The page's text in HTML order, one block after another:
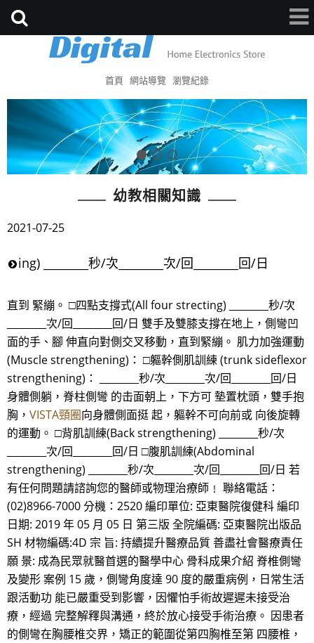
首頁 網站導覽 瀏覽紀錄
幼教相關知識
2021-07-25
ing) ________秒/次________次/回________回/日
直到 緊繃。 □四點支撐式(All four strecting) ________秒/次
________次/回________回/日 雙手及雙膝支撐在地上，側彎凹
面的手、腳 伸直向對側交叉移動，直到緊繃。 肌力加強運動
(Muscle strengthening)： □軀幹側肌訓練 (trunk sideflexor
strengthening)： ________秒/次________次/回________回/日
身體側躺，脊柱側彎 的击面朝上，下方可 墊置枕頭，雙手抱
胸， VISTA頸圈向身體側面挺 起，軀幹不可向前或 向後旋轉
的運動。 □背肌訓練(Back strengthening) ________秒/次
________次/回________回/日 □腹肌訓練(Abdominal
strengthening) ________秒/次________次/回________回/日 若
有任何問題請諮詢您的醫師或物理治療師﹗ 聯絡電話：
(02)8966-7000 分機：2520 編印單位: 亞東醫院復健科 編印
日期: 2019 年 05 月 05 日 第三版 全院編碼: 亞東醫院出版品
SH 材物編碼:4D 宗 旨: 持續提升醫療品質 善盡社會醫療責任
願 景: 成為民眾就醫首選的醫學中心 骨科成果介紹 脊椎側彎
及變形 案例 15 歲，側彎角度達 90 度的嚴重病例，日常生活
跟活動功 能已嚴重受到影響，因懼怕手術故遲遲未接受治
療，經過 完整解釋與溝通，終於放心接受手術治療。 因患者
的側彎在胸腰椎交界，矯正的範圍從第四胸椎至第 四腰椎，